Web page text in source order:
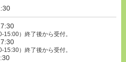
15:00）終了後から受付。
15:30）終了後から受付。